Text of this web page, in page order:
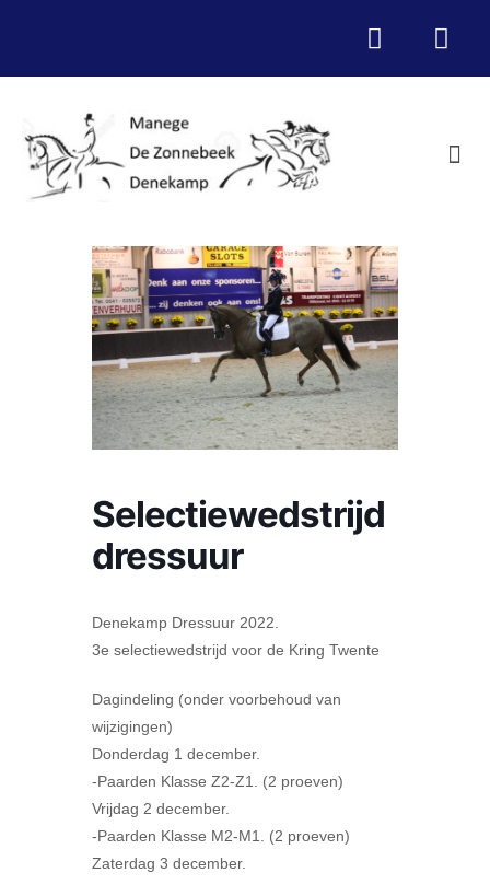
Selectiewedstrijd
dressuur
Denekamp Dressuur 2022.
3e selectiewedstrijd voor de Kring Twente
Dagindeling (onder voorbehoud van
wijzigingen)
Donderdag 1 december.
-Paarden Klasse Z2-Z1. (2 proeven)
Vrijdag 2 december.
-Paarden Klasse M2-M1. (2 proeven)
Zaterdag 3 december.